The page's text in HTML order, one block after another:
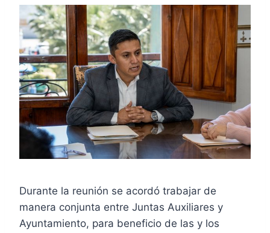
Durante la reunión se acordó trabajar de
manera conjunta entre Juntas Auxiliares y
Ayuntamiento, para beneficio de las y los